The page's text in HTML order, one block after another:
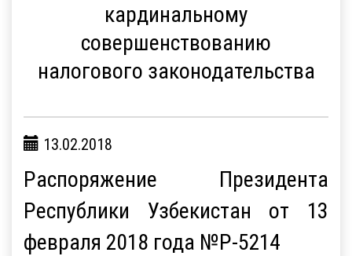
кардинальному
совершенствованию
налогового законодательства
13.02.2018
Распоряжение Президента
Республики Узбекистан от 13
февраля 2018 года №Р-5214